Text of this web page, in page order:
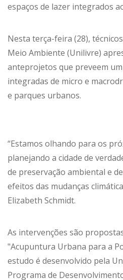
espaços de lazer integrados
Nesta terça-feira (28),
Meio Ambiente (Unilivre)
anteprojetos que preveem
integradas de micro e
e parques urbanos.
“Estamos olhando para os
planejando a cidade de
de preservação ambiental e
efeitos das mudanças
Elizabeth Schmidt.
As intervenções são
"Acupuntura Urbana para a
estudo é desenvolvido pela
Programa de